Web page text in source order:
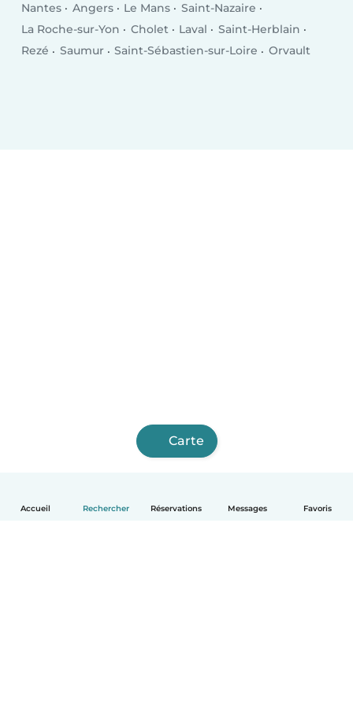
Accueil Rechercher Réservations Messages Favoris
Nantes Angers Le Mans
Saint-Nazaire
La Roche-sur-Yon
Cholet Laval
Saint-Herblain
Rezé
Saumur Saint-Sébastien-sur-Loire Orvault
Carte